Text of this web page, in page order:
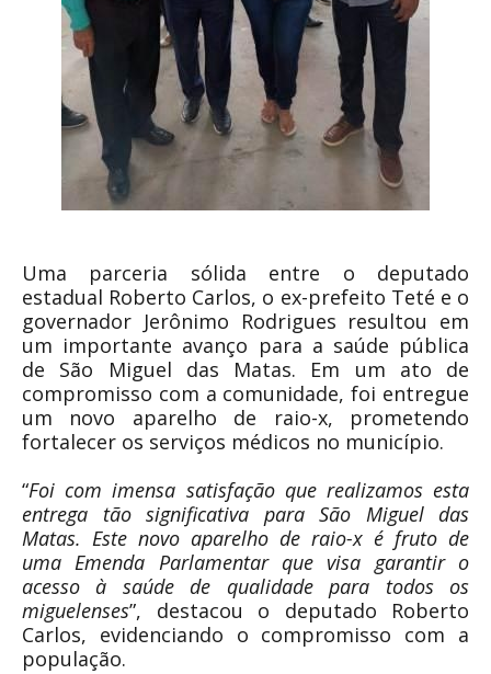
Uma parceria sólida entre o deputado
estadual Roberto Carlos, o ex-prefeito Teté e o
governador Jerônimo Rodrigues resultou em
um importante avanço para a saúde pública
de São Miguel das Matas. Em um ato de
compromisso com a comunidade, foi entregue
um novo aparelho de raio-x, prometendo
fortalecer os serviços médicos no município.
“Foi com imensa satisfação que realizamos esta
entrega tão significativa para São Miguel das
Matas. Este novo aparelho de raio-x é fruto de
uma Emenda Parlamentar que visa garantir o
acesso à saúde de qualidade para todos os
miguelenses”, destacou o deputado Roberto
Carlos, evidenciando o compromisso com a
população.